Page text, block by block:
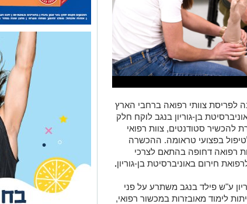
צוותי רפואה ברחבי הארץ
בן-גוריון בנגב לוקח חלק
להכשיר סטודנטים, צוות רפואי
בפצועי טראומה. ההכשרה
רפואה דחופה בהתאם לצרכי
חירום באוניברסיטת בן-גוריון.
ע"ש פילד בנגב משתרע על פני
לימוד מאובזרות במכשור רפואי,